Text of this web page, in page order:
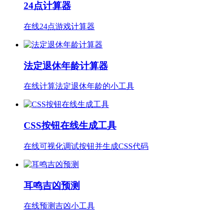
24点计算器
在线24点游戏计算器
法定退休年龄计算器
在线计算法定退休年龄的小工具
CSS按钮在线生成工具
在线可视化调试按钮并生成CSS代码
耳鸣吉凶预测
在线预测吉凶小工具